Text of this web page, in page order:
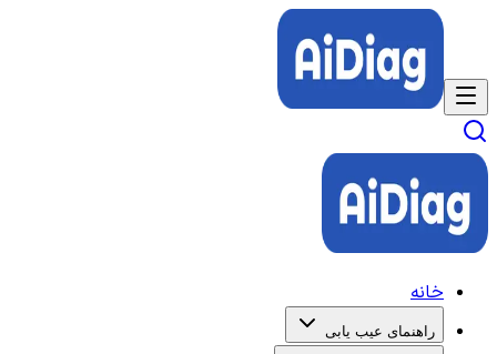
خانه
راهنمای عیب یابی